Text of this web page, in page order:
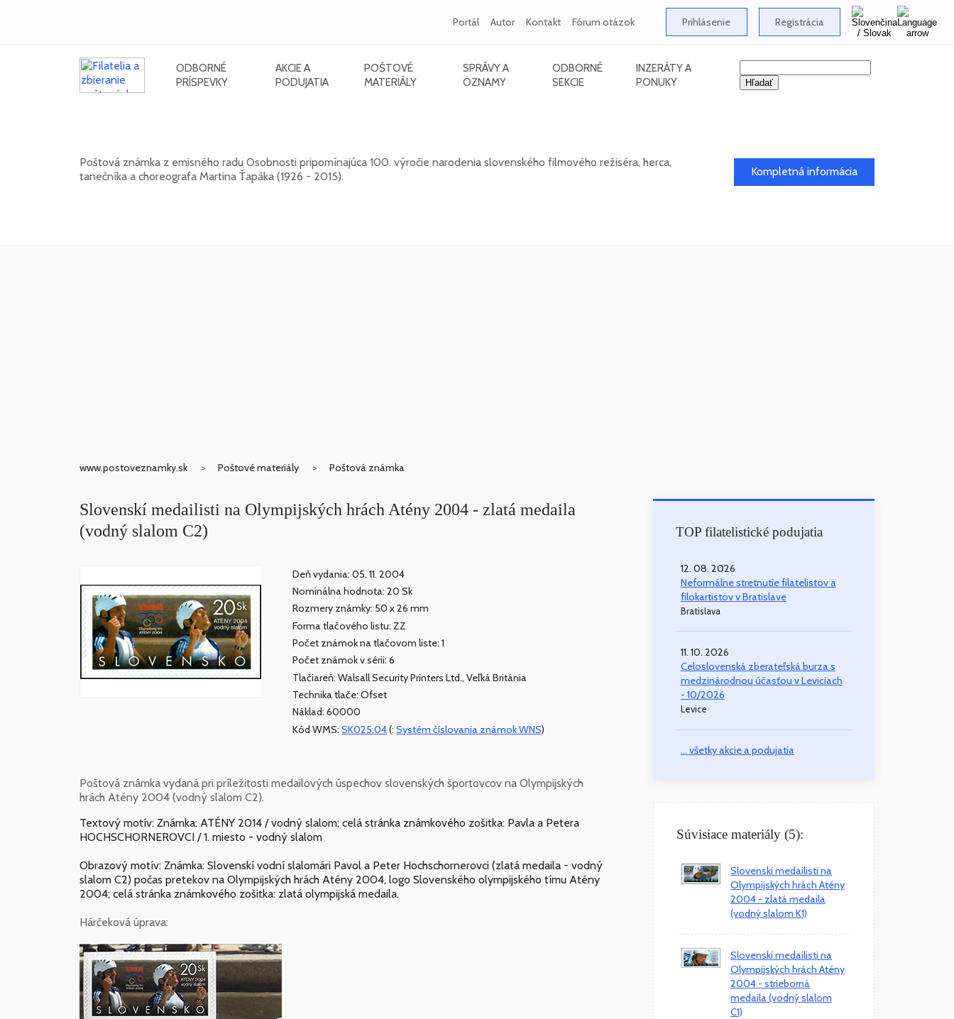
Portál Autor Kontakt Fórum otázok Prihlásenie Registrácia
ODBORNÉ
PRÍSPEVKY
AKCIE A
PODUJATIA
POŠTOVÉ
MATERIÁLY
SPRÁVY A
OZNAMY
ODBORNÉ
SEKCIE
INZERÁTY A
PONUKY
Poštová známka z emisného radu Osobnosti pripomínajúca 100. výročie narodenia slovenského filmového režiséra, herca,
tanečníka a choreografa Martina Ťapáka (1926 - 2015).
Kompletná informácia
www.postoveznamky.sk Poštové materiály Poštová známka
Slovenskí medailisti na Olympijských hrách Atény 2004 - zlatá medaila
(vodný slalom C2)
Deň vydania: 05. 11. 2004
Nominálna hodnota: 20 Sk
Rozmery známky: 50 x 26 mm
Forma tlačového listu: ZZ
Počet známok na tlačovom liste: 1
Počet známok v sérii: 6
Tlačiareň: Walsall Security Printers Ltd., Veľká Británia
Technika tlače: Ofset
Náklad: 60000
Kód WMS:SK025.04(:Systém číslovania známok WNS)
Poštová známka vydaná pri príležitosti medailových úspechov slovenských športovcov na Olympijských
hrách Atény 2004 (vodný slalom C2).
Textový motív: Známka: ATÉNY 2014 / vodný slalom; celá stránka známkového zošitka: Pavla a Petera
HOCHSCHORNEROVCI / 1. miesto - vodný slalom
Obrazový motív: Známka: Slovenskí vodní slalomári Pavol a Peter Hochschornerovci (zlatá medaila - vodný
slalom C2) počas pretekov na Olympijských hrách Atény 2004, logo Slovenského olympijského tímu Atény
2004; celá stránka známkového zošitka: zlatá olympijská medaila.
Hárčeková úprava:
TOP filatelistické podujatia
12. 08. 2026
Neformálne stretnutie filatelistov a
filokartistov v Bratislave
Bratislava
11. 10. 2026
Celoslovenská zberateľská burza s
medzinárodnou účasťou v Leviciach
- 10/2026
Levice
... všetky akcie a podujatia
Súvisiace materiály (5):
Slovenskí medailisti na
Olympijských hrách Atény
2004 - zlatá medaila
(vodný slalom K1)
Slovenskí medailisti na
Olympijských hrách Atény
2004 - strieborná
medaila (vodný slalom
C1)